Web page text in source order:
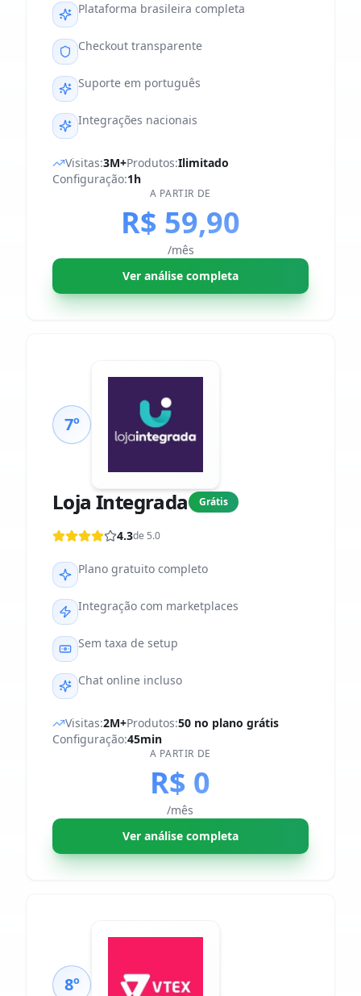
Plataforma brasileira completa
Checkout transparente
Suporte em português
Integrações nacionais
Visitas:3M+Produtos:Ilimitado
Configuração:1h
A PARTIR DE
R$ 59,90
/mês
Ver análise completa
7º
Loja Integrada Grátis
4.3de 5.0
Plano gratuito completo
Integração com marketplaces
Sem taxa de setup
Chat online incluso
Visitas:2M+Produtos:50 no plano grátis
Configuração:45min
A PARTIR DE
R$ 0
/mês
Ver análise completa
8º